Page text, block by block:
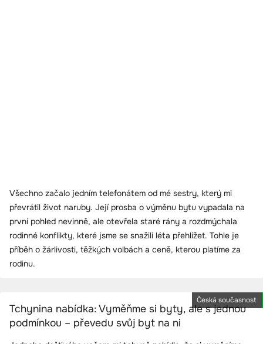
Všechno začalo jedním telefonátem od mé sestry, který mi
převrátil život naruby. Její prosba o výměnu bytu vypadala na
první pohled nevinně, ale otevřela staré rány a rozdmýchala
rodinné konflikty, které jsme se snažili léta přehlížet. Tohle je
příběh o žárlivosti, těžkých volbách a ceně, kterou platíme za
rodinu.
Česká současnost
Tchynina nabídka: Vyměňme si byty, ale s jednou
podmínkou – převedu svůj byt na ni